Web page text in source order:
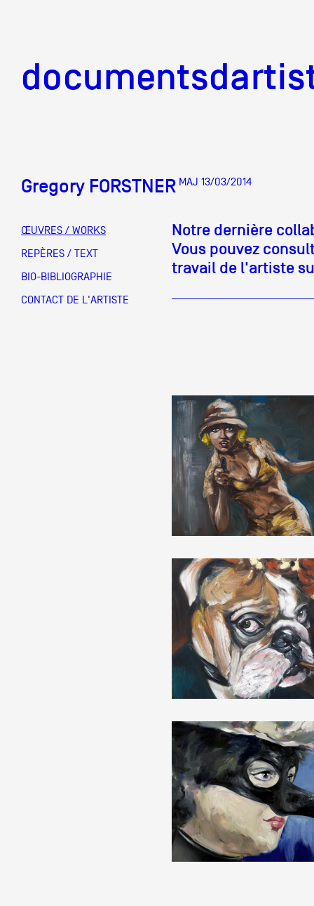
Mission
Équipe
Crédits
Actions
Documentation
Visites d'ateliers
Production vidéo
Formation
Événements
1% œuvres
Réseau
Gregory FORSTNER MAJ 13/03/2014
ŒUVRES / WORKS
REPÈRES / TEXT
BIO-BIBLIOGRAPHIE
CONTACT DE L'ARTISTE
Notre dernière
Vous pouvez
travail de l'artiste